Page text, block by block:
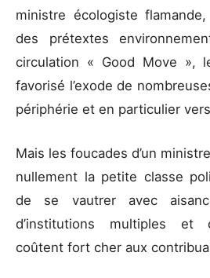
ministre écologiste
des prétextes
circulation « Good Move »,
favorisé l’exode de
périphérie et en particulier
Mais les foucades d’un
nullement la petite classe
de se vautrer avec
d’institutions multiples et
coûtent fort cher aux